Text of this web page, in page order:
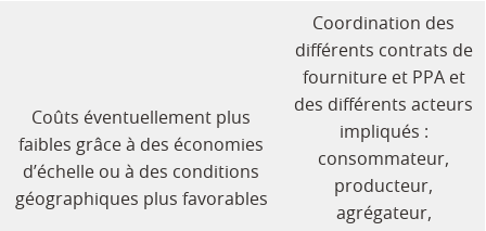
Coûts éventuellement plus
faibles grâce à des économies
d’échelle ou à des conditions
géographiques plus favorables
Coordination des
différents contrats de
fourniture et PPA et
des différents acteurs
impliqués :
consommateur,
producteur,
agrégateur,